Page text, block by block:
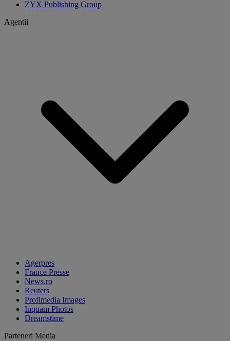
ZYX Publishing Group
Agentii
Agerpres
France Presse
News.ro
Reuters
Profimedia Images
Inquam Photos
Dreamstime
Parteneri Media